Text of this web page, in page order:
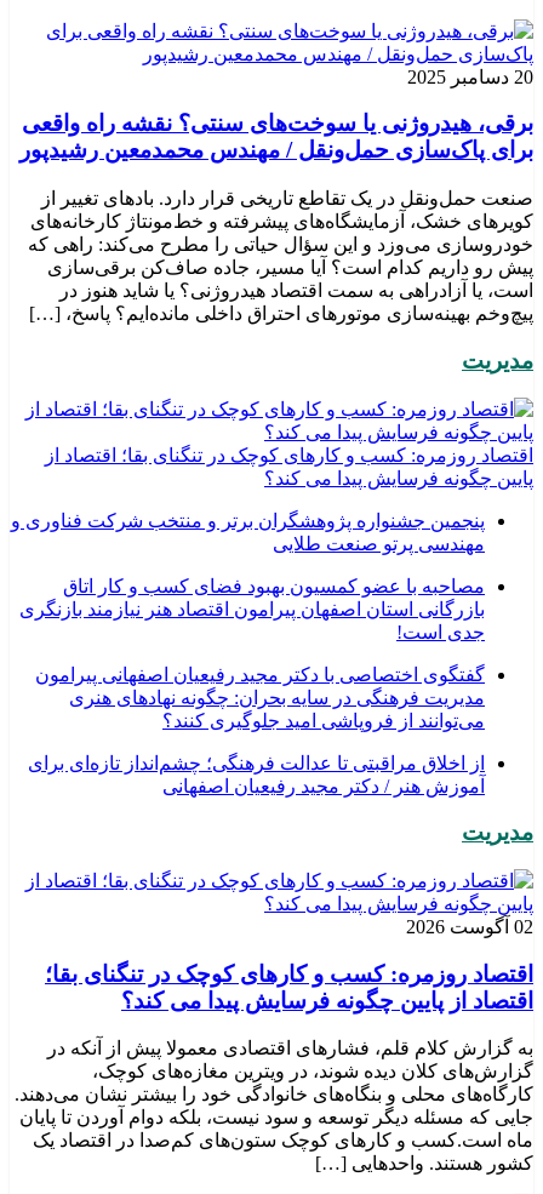
20 دسامبر 2025
برقی، هیدروژنی یا سوخت‌های سنتی؟ نقشه راه واقعی
برای پاک‌سازی حمل‌ونقل / مهندس محمدمعین رشیدپور
صنعت حمل‌ونقل در یک تقاطع تاریخی قرار دارد. بادهای تغییر از
کویرهای خشک، آزمایشگاه‌های پیشرفته و خط‌مونتاژ کارخانه‌های
خودروسازی می‌وزد و این سؤال حیاتی را مطرح می‌کند: راهی که
پیش رو داریم کدام است؟ آیا مسیر، جاده صاف‌کن برقی‌سازی
است، یا آزادراهی به سمت اقتصاد هیدروژنی؟ یا شاید هنوز در
پیچ‌وخم بهینه‌سازی موتورهای احتراق داخلی مانده‌ایم؟ پاسخ، […]
مدیریت
اقتصاد روزمره: کسب‌ و کارهای کوچک در تنگنای بقا؛ اقتصاد از
پایین چگونه فرسایش پیدا می کند؟
پنجمین جشنواره پژوهشگران برتر و منتخب شرکت فناوری و
مهندسی پرتو صنعت طلایی
مصاحبه با عضو کمسیون بهبود فضای کسب و کار اتاق
بازرگانی استان اصفهان پیرامون اقتصاد هنر نیازمند بازنگری
جدی است!
گفتگوی اختصاصی با دکتر مجید رفیعیان اصفهانی پیرامون
مدیریت فرهنگی در سایه بحران: چگونه نهادهای هنری
می‌توانند از فروپاشی امید جلوگیری کنند؟
از اخلاق مراقبتی تا عدالت فرهنگی؛ چشم‌انداز تازه‌ای برای
آموزش هنر / دکتر مجید رفیعیان اصفهانی
مدیریت
02 آگوست 2026
اقتصاد روزمره: کسب‌ و کارهای کوچک در تنگنای بقا؛
اقتصاد از پایین چگونه فرسایش پیدا می کند؟
به گزارش کلام قلم، فشارهای اقتصادی معمولا پیش از آنکه در
گزارش‌های کلان دیده شوند، در ویترین مغازه‌های کوچک،
کارگاه‌های محلی و بنگاه‌های خانوادگی خود را بیشتر نشان می‌دهند.
جایی که مسئله دیگر توسعه و سود نیست، بلکه دوام آوردن تا پایان
ماه است.کسب‌ و کارهای کوچک ستون‌های کم‌صدا در اقتصاد یک
کشور هستند. واحدهایی […]